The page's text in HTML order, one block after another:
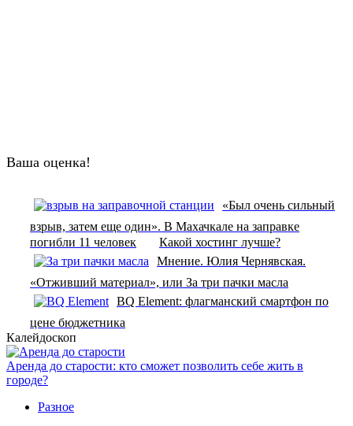
Ваша оценка!
«Был очень сильный
взрыв, затем еще один». В Махачкале на заправке
погибли 11 человек
Какой хостинг лучше?
Мнение. Юлия Чернявская.
«Отживший материал», или За три пачки масла
BQ Element: флагманский смартфон по
цене бюджетника
Калейдоскоп
Аренда до старости: кто сможет позволить себе жить в
городе?
Разное